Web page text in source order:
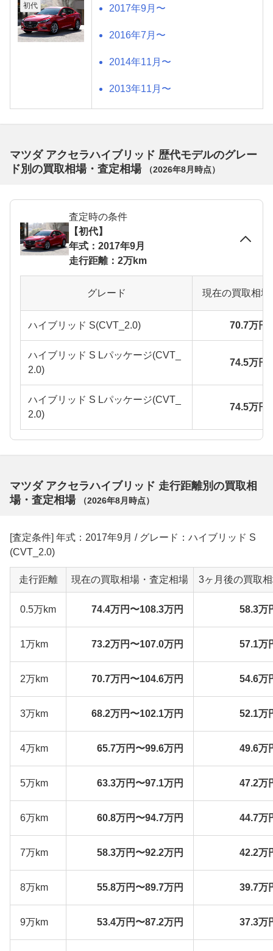
初代 2017年9月〜
2016年7月〜
2014年11月〜
2013年11月〜
マツダ アクセラハイブリッド 歴代モデルのグレー
ド別の買取相場・査定相場
（2026年8月 時点）
査定時の条件
【初代】
年式：2017年9月
走行距離：2万km
グレード 現在の買取相
ハイブリッド S(CVT_2.0) 70.7万円
ハイブリッド S Lパッケージ(CVT_
2.0)
74.5万円
ハイブリッド S Lパッケージ(CVT_
2.0)
74.5万円
マツダ アクセラハイブリッド 走行距離別の買取相
場・査定相場
（2026年8月 時点）
[査定条件] 年式：2017年9月 / グレード：ハイブリッド S
(CVT_2.0)
走行距離 現在の買取相場・査定相場 3ヶ月後の買取
0.5万km 74.4万円〜108.3万円 58.3万
1万km 73.2万円〜107.0万円 57.1万
2万km 70.7万円〜104.6万円 54.6万
3万km 68.2万円〜102.1万円 52.1万
4万km 65.7万円〜99.6万円 49.6万
5万km 63.3万円〜97.1万円 47.2万
6万km 60.8万円〜94.7万円 44.7万
7万km 58.3万円〜92.2万円 42.2万
8万km 55.8万円〜89.7万円 39.7万
9万km 53.4万円〜87.2万円 37.3万